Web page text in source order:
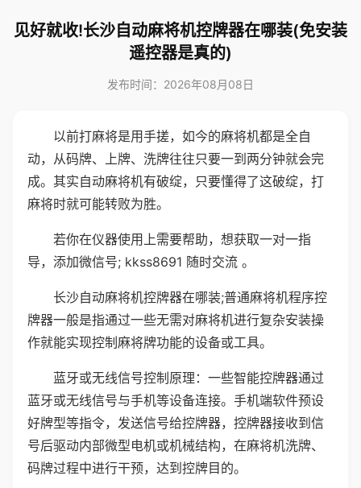
见好就收!长沙自动麻将机控牌器在哪装(免安装
遥控器是真的)
发布时间：2026年08月08日
以前打麻将是用手搓，如今的麻将机都是全自
动，从码牌、上牌、洗牌往往只要一到两分钟就会完
成。其实自动麻将机有破绽，只要懂得了这破绽，打
麻将时就可能转败为胜。
若你在仪器使用上需要帮助，想获取一对一指
导，添加微信号; kkss8691 随时交流 。
长沙自动麻将机控牌器在哪装;普通麻将机程序控
牌器一般是指通过一些无需对麻将机进行复杂安装操
作就能实现控制麻将牌功能的设备或工具。
蓝牙或无线信号控制原理：一些智能控牌器通过
蓝牙或无线信号与手机等设备连接。手机端软件预设
好牌型等指令，发送信号给控牌器，控牌器接收到信
号后驱动内部微型电机或机械结构，在麻将机洗牌、
码牌过程中进行干预，达到控牌目的。